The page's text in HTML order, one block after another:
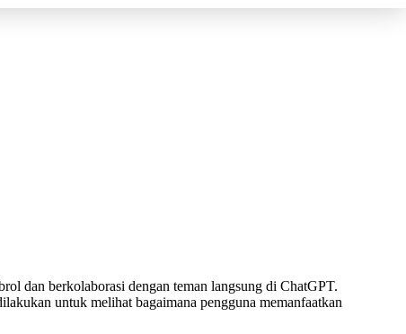
dan berkolaborasi dengan teman langsung di ChatGPT.
untuk melihat bagaimana pengguna memanfaatkan